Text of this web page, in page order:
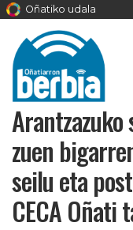
Oñatiko udala
zuen
seilu eta
CECA Oñati